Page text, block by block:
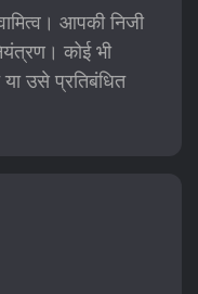
आपकी निजी
कोई भी
उसे प्रतिबंधित